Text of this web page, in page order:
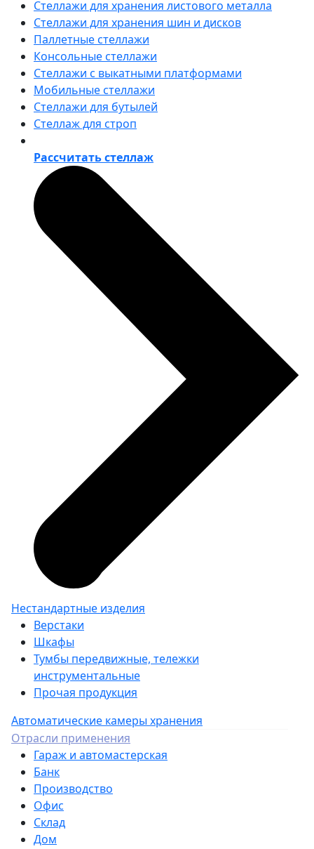
Стеллажи для хранения листового металла
Стеллажи для хранения шин и дисков
Паллетные стеллажи
Консольные стеллажи
Стеллажи с выкатными платформами
Мобильные стеллажи
Стеллажи для бутылей
Стеллаж для строп
Рассчитать стеллаж
Нестандартные изделия
Верстаки
Шкафы
Тумбы передвижные, тележки
инструментальные
Прочая продукция
Автоматические камеры хранения
Отрасли применения
Гараж и автомастерская
Банк
Производство
Офис
Склад
Дом